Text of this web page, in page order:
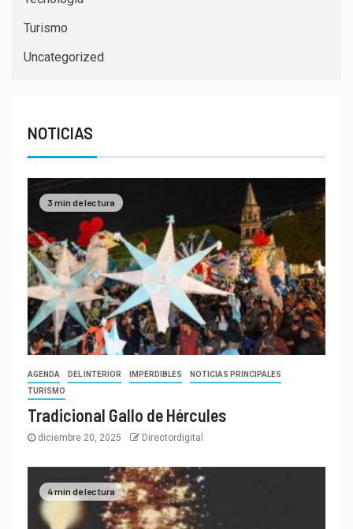
Turismo
Uncategorized
NOTICIAS
3 min de lectura
AGENDA DEL INTERIOR IMPERDIBLES
NOTICIAS PRINCIPALES
TURISMO
Tradicional Gallo de Hércules
diciembre 20, 2025 Directordigital
4 min de lectura